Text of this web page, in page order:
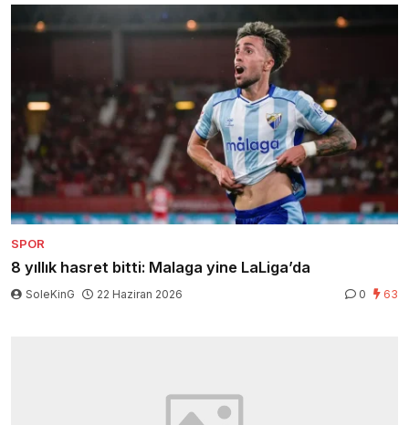
SPOR
8 yıllık hasret bitti: Malaga yine LaLiga’da
SoleKinG 22 Haziran 2026 0 63